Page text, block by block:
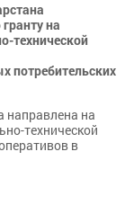
на
технической
потребительских
направлена на
технической
в